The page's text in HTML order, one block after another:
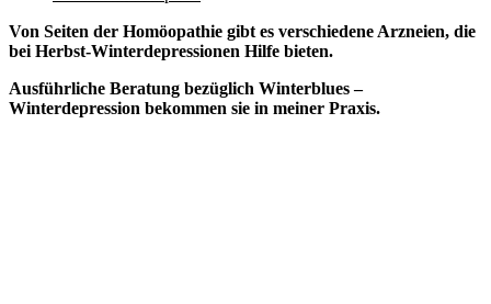
Von Seiten der Homöopathie gibt es verschiedene Arzneien, die
bei Herbst-Winterdepressionen Hilfe bieten.
Ausführliche Beratung bezüglich Winterblues –
Winterdepression bekommen sie in meiner Praxis.